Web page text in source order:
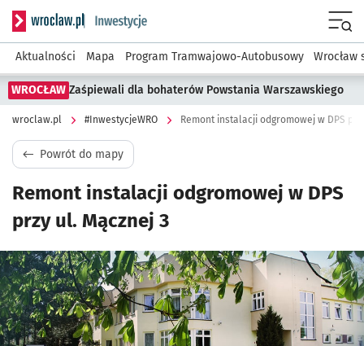
Serwis informacyjny wroclaw.pl podserwis:
Aktualności Mapa Program Tramwajowo-Autobusowy Wrocław
WROCŁAW Zaśpiewali dla bohaterów Powstania Warszawskiego
wroclaw.pl #InwestycjeWRO Remont instalacji odgromowej w DPS
Powrót do mapy
Remont instalacji odgromowej w DPS
przy ul. Mącznej 3
Kliknij, aby powiększyć